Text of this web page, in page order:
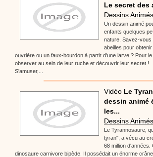
Le secret des
Dessins
Un dessin animé
enfants quelques
nature. Savez-vous
abeilles pour
ouvrière ou un faux-bourdon à partir d'une larve ? Pour
observer au sein de leur ruche et découvrir leur secret !
S'amuser,...
Vidéo Le
dessin animé
les...
Dessins
Le Tyrannosaure,
tyran", a vécu au
68 million d'années.
dinosaure carnivore bipède. Il possédait un énorme